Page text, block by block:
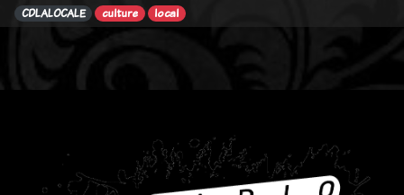
CDLALOCALE culture local